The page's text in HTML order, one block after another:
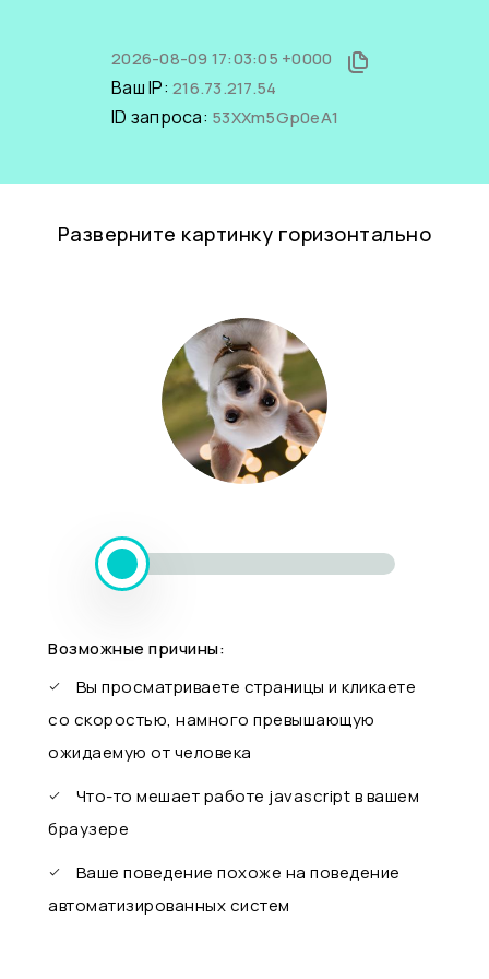
2026-08-09 17:03:05 +0000
Ваш IP: 216.73.217.54
ID запроса: 53XXm5Gp0eA1
Разверните картинку горизонтально
Возможные причины:
Вы просматриваете страницы и кликаете
со скоростью, намного превышающую
ожидаемую от человека
Что-то мешает работе javascript в вашем
браузере
Ваше поведение похоже на поведение
автоматизированных систем